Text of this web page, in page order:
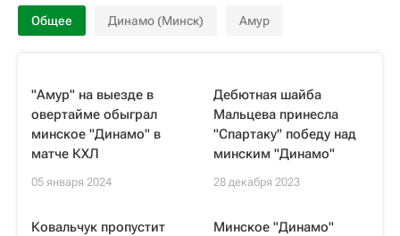
Общее Динамо (Минск) Амур
"Амур" на выезде в
овертайме обыграл
минское "Динамо" в
матче КХЛ
05 января 2024
Дебютная шайба
Мальцева принесла
"Спартаку" победу над
минским "Динамо"
28 декабря 2023
Ковальчук пропустит
Минское "Динамо"